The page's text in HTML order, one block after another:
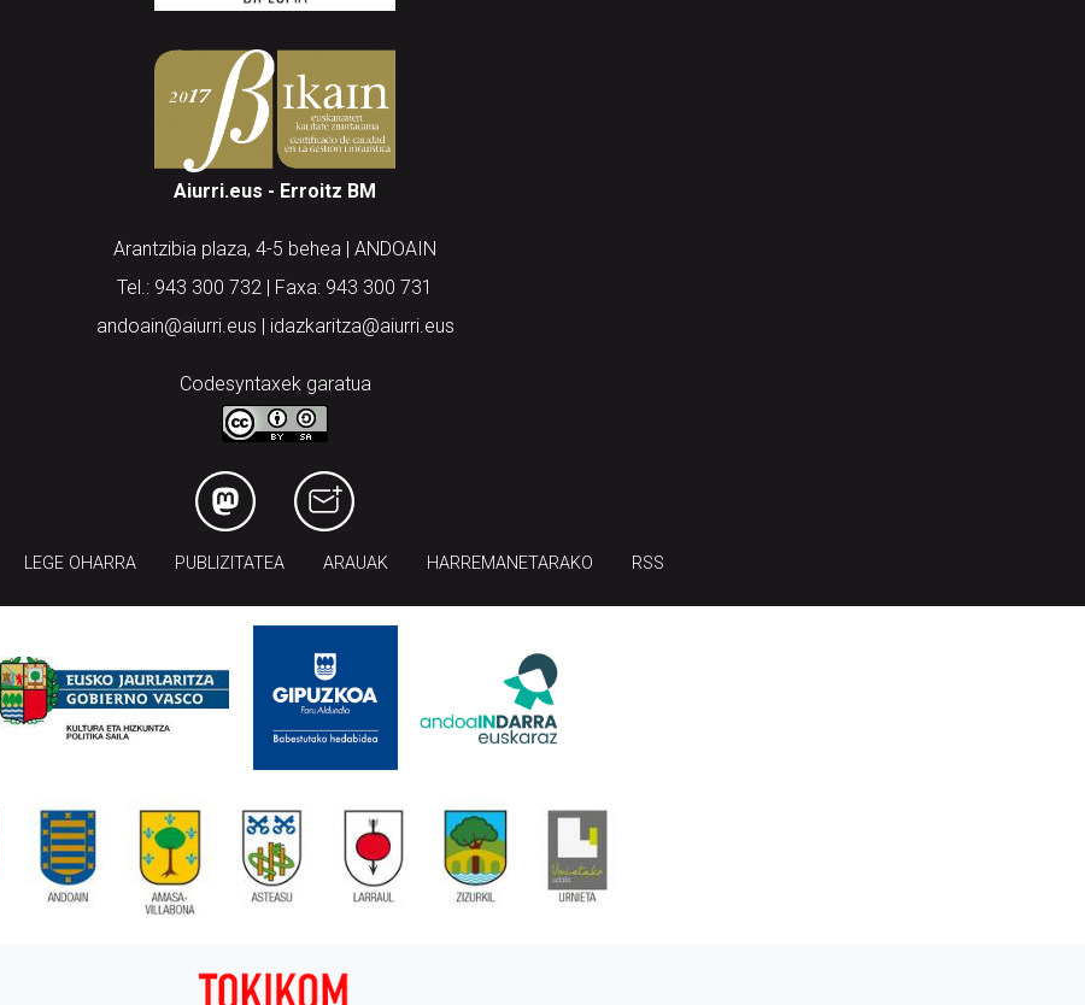
Aiurri.eus - Erroitz BM
Arantzibia plaza, 4-5 behea | ANDOAIN
Tel.: 943 300 732 | Faxa: 943 300 731
andoain@aiurri.eus | idazkaritza@aiurri.eus
Codesyntaxek garatua
LEGE OHARRA PUBLIZITATEA ARAUAK HARREMANETARAKO RSS